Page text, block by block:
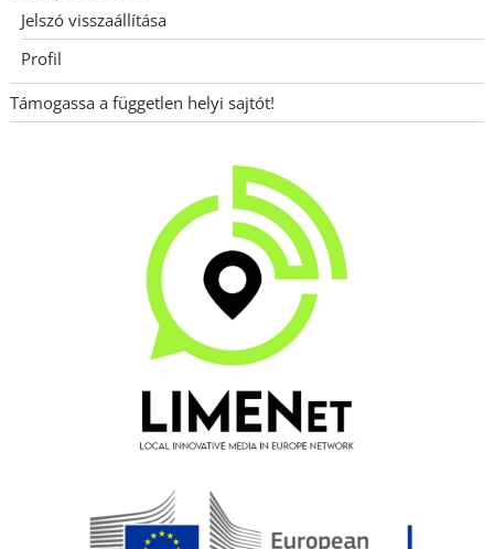
Jelszó visszaállítása
Profil
Támogassa a független helyi sajtót!